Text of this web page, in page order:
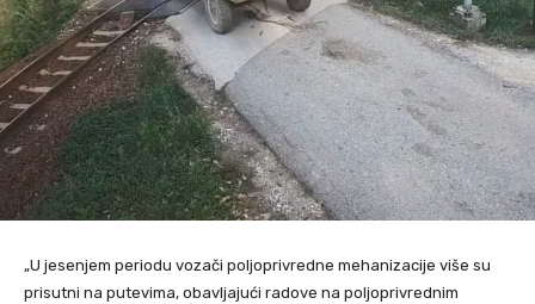
„U jesenjem periodu vozači poljoprivredne mehanizacije više su
prisutni na putevima, obavljajući radove na poljoprivrednim